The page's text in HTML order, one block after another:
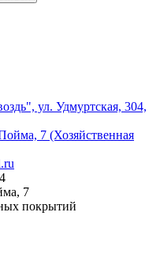
ул. Удмуртская, 304,
7 (Хозяйственная
7
покрытий